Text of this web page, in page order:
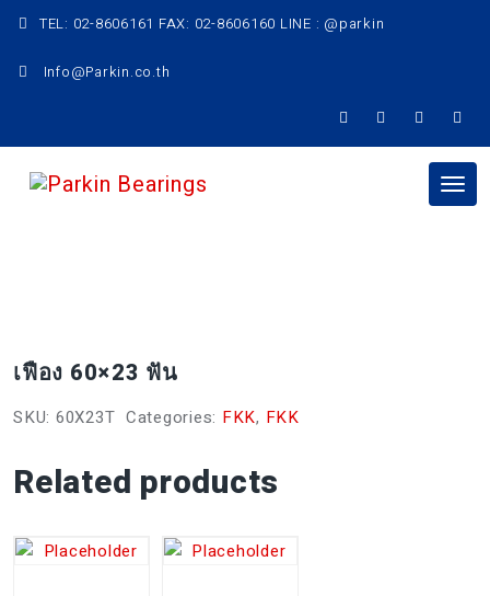
Skip
content
TEL: 02-8606161 FAX: 02-8606160 LINE : @parkin
Info@Parkin.co.th
เฟือง 60×23 ฟัน
SKU: 60X23T Categories: FKK, FKK
Related products